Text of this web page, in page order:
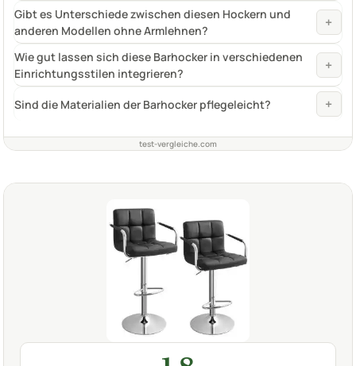
Gibt es Unterschiede zwischen diesen Hockern und
anderen Modellen ohne Armlehnen?
+
Wie gut lassen sich diese Barhocker in verschiedenen
Einrichtungsstilen integrieren?
+
Sind die Materialien der Barhocker pflegeleicht? +
test-vergleiche.com